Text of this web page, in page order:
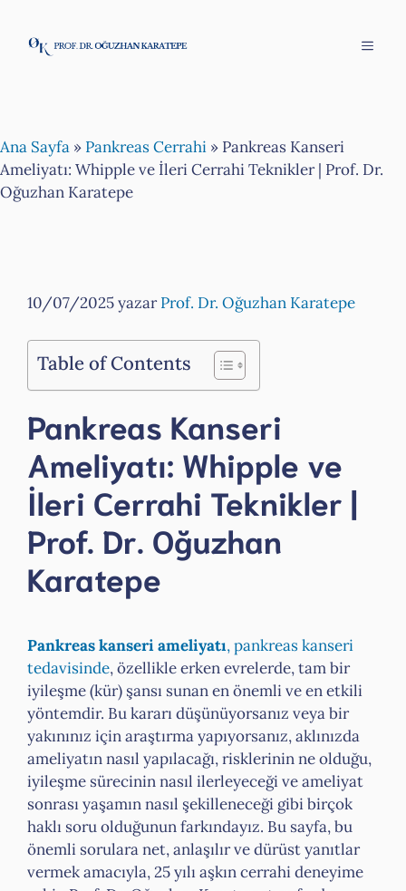
Menü
Ana Sayfa » Pankreas Cerrahi » Pankreas Kanseri
Ameliyatı: Whipple ve İleri Cerrahi Teknikler | Prof. Dr.
Oğuzhan Karatepe
10/07/2025yazarProf. Dr. Oğuzhan Karatepe
Table of Contents
Pankreas Kanseri
Ameliyatı: Whipple ve
İleri Cerrahi Teknikler |
Prof. Dr. Oğuzhan
Karatepe
Pankreas kanseri ameliyatı,pankreas kanseri
tedavisinde, özellikle erken evrelerde, tam bir
iyileşme (kür) şansı sunan en önemli ve en etkili
yöntemdir. Bu kararı düşünüyorsanız veya bir
yakınınız için araştırma yapıyorsanız, aklınızda
ameliyatın nasıl yapılacağı, risklerinin ne olduğu,
iyileşme sürecinin nasıl ilerleyeceği ve ameliyat
sonrası yaşamın nasıl şekilleneceği gibi birçok
haklı soru olduğunun farkındayız. Bu sayfa, bu
önemli sorulara net, anlaşılır ve dürüst yanıtlar
vermek amacıyla, 25 yılı aşkın cerrahi deneyime